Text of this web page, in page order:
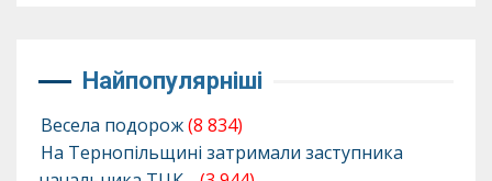
Найпопулярніші
Весела подорож(8 834)
На Тернопільщині затримали заступника